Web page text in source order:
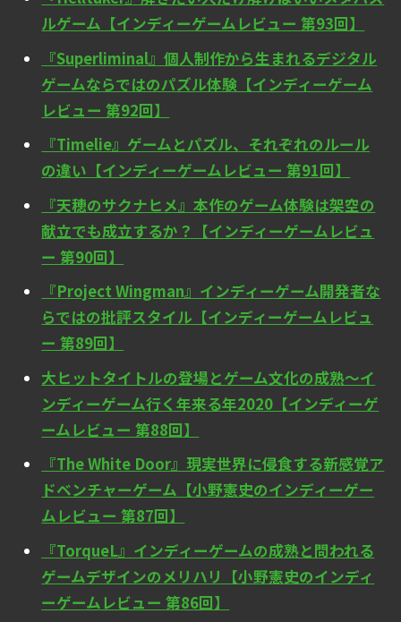
ルゲーム【インディーゲームレビュー 第93回】
『Superliminal』個人制作から生まれるデジタル
ゲームならではのパズル体験【インディーゲーム
レビュー 第92回】
『Timelie』ゲームとパズル、それぞれのルール
の違い【インディーゲームレビュー 第91回】
『天穂のサクナヒメ』本作のゲーム体験は架空の
献立でも成立するか？【インディーゲームレビュ
ー 第90回】
『Project Wingman』インディーゲーム開発者な
らではの批評スタイル【インディーゲームレビュ
ー 第89回】
大ヒットタイトルの登場とゲーム文化の成熟～イ
ンディーゲーム行く年来る年2020【インディーゲ
ームレビュー 第88回】
『The White Door』現実世界に侵食する新感覚ア
ドベンチャーゲーム【小野憲史のインディーゲー
ムレビュー 第87回】
『TorqueL』インディーゲームの成熟と問われる
ゲームデザインのメリハリ【小野憲史のインディ
ーゲームレビュー 第86回】